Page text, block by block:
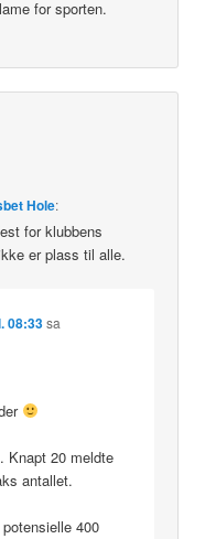
for sporten.
Hole:
for klubbens
er plass til alle.
08:33sa
Knapt 20 meldte
antallet.
400